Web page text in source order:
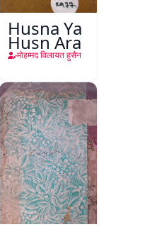
Husna Ya
Husn Ara
मोहम्मद विलायत हुसैन